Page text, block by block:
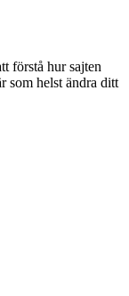
förstå hur sajten
som helst ändra ditt